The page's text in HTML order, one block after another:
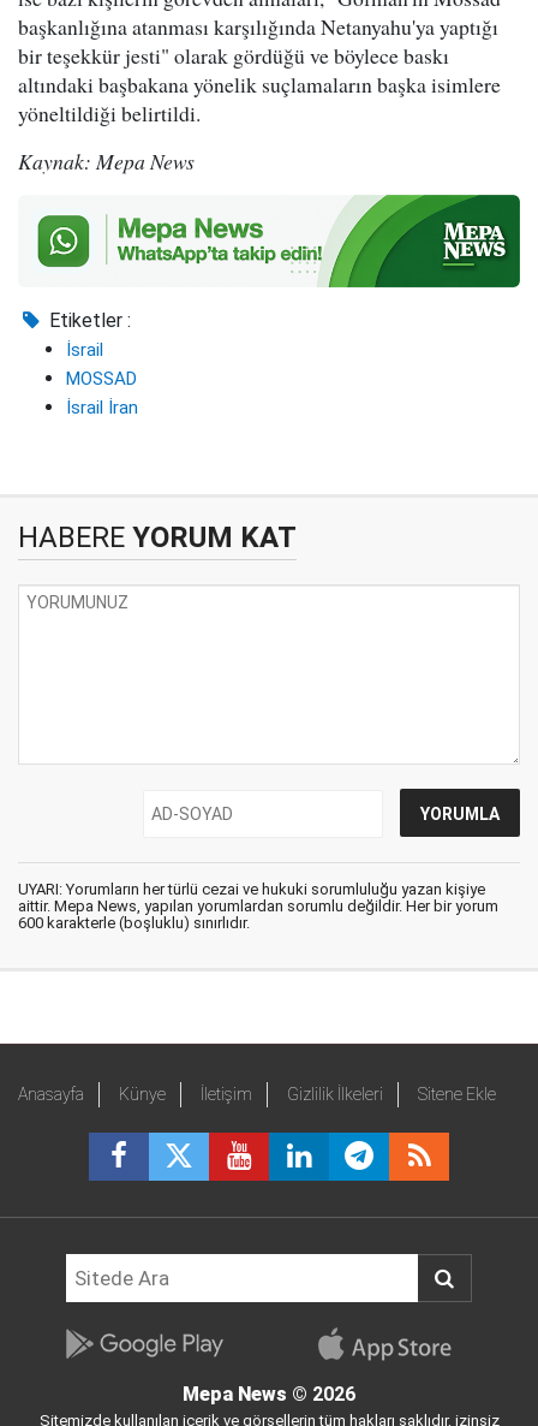
başkanlığına atanması karşılığında Netanyahu'ya yaptığı
bir teşekkür jesti" olarak gördüğü ve böylece baskı
altındaki başbakana yönelik suçlamaların başka isimlere
yöneltildiği belirtildi.
Kaynak: Mepa News
Etiketler :
İsrail
MOSSAD
İsrail İran
HABERE YORUM KAT
UYARI: Yorumların her türlü cezai ve hukuki sorumluluğu yazan kişiye
aittir. Mepa News, yapılan yorumlardan sorumlu değildir. Her bir yorum
600 karakterle (boşluklu) sınırlıdır.
Anasayfa Künye İletişim Gizlilik İlkeleri Sitene Ekle
Mepa News © 2026
Sitemizde kullanılan içerik ve görsellerin tüm hakları saklıdır, izinsiz